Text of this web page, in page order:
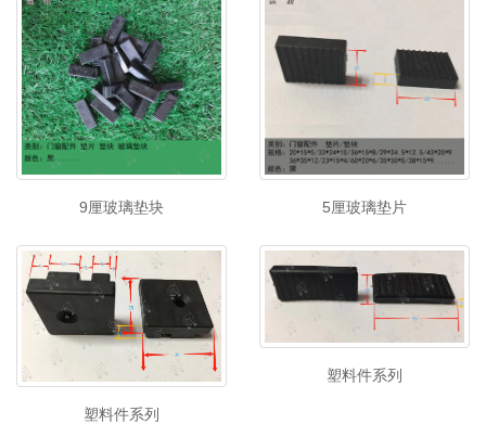
9厘玻璃垫块 5厘玻璃垫片
塑料件系列
塑料件系列